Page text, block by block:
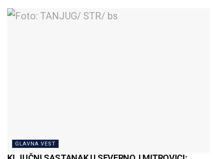
GLAVNA VEST